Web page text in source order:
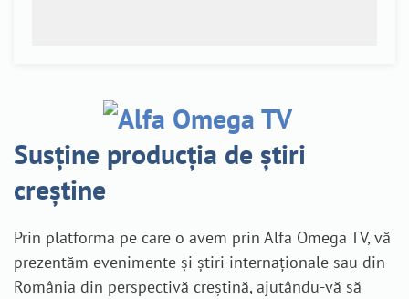
Susține producția de știri
creștine
Prin platforma pe care o avem prin Alfa Omega TV, vă
prezentăm evenimente și știri internaționale sau din
România din perspectivă creștină, ajutându-vă să